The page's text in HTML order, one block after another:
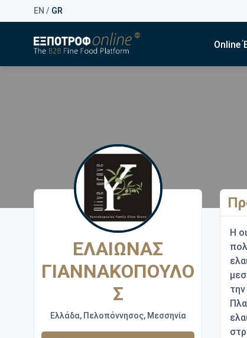
EN / GR
Online
ΕΛΑΙΩΝΑΣ
ΓΙΑΝΝΑΚΟΠΟΥΛΟ
Σ
Ελλάδα, Πελοπόννησος, Μεσσηνία
Η